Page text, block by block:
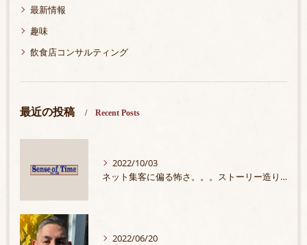
最新情報
趣味
飲食店コンサルティング
最近の投稿 Recent Posts
2022/10/03
ネット集客に偏る怖さ。。。ストーリー造りの大切さ
2022/06/20